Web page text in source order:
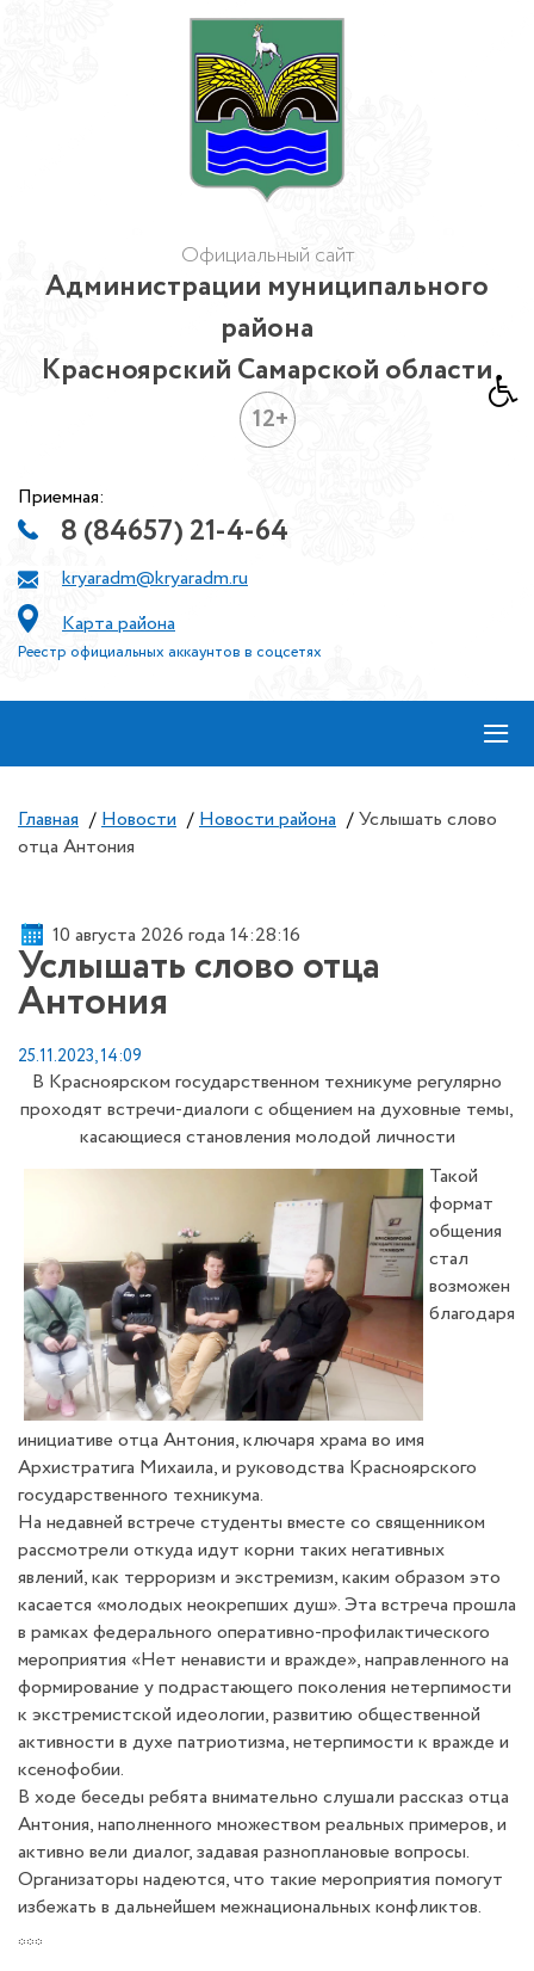
Официальный сайт
Администрации муниципального
района
Красноярский Самарской области
12+
Приемная:
8 (84657) 21-4-64
kryaradm@kryaradm.ru
Карта района
Реестр официальных аккаунтов в соцсетях
≡
Главная / Новости / Новости района / Услышать слово
отца Антония
10 августа 2026 года 14:28:17
Услышать слово отца
Антония
25.11.2023, 14:09
В Красноярском государственном техникуме регулярно
проходят встречи-диалоги с общением на духовные темы,
касающиеся становления молодой личности
Такой
формат
общения
стал
возможен
благодаря
инициативе отца Антония, ключаря храма во имя
Архистратига Михаила, и руководства Красноярского
государственного техникума.
На недавней встрече студенты вместе со священником
рассмотрели откуда идут корни таких негативных
явлений, как терроризм и экстремизм, каким образом это
касается «молодых неокрепших душ». Эта встреча прошла
в рамках федерального оперативно-профилактического
мероприятия «Нет ненависти и вражде», направленного на
формирование у подрастающего поколения нетерпимости
к экстремистской идеологии, развитию общественной
активности в духе патриотизма, нетерпимости к вражде и
ксенофобии.
В ходе беседы ребята внимательно слушали рассказ отца
Антония, наполненного множеством реальных примеров, и
активно вели диалог, задавая разноплановые вопросы.
Организаторы надеются, что такие мероприятия помогут
избежать в дальнейшем межнациональных конфликтов.
***